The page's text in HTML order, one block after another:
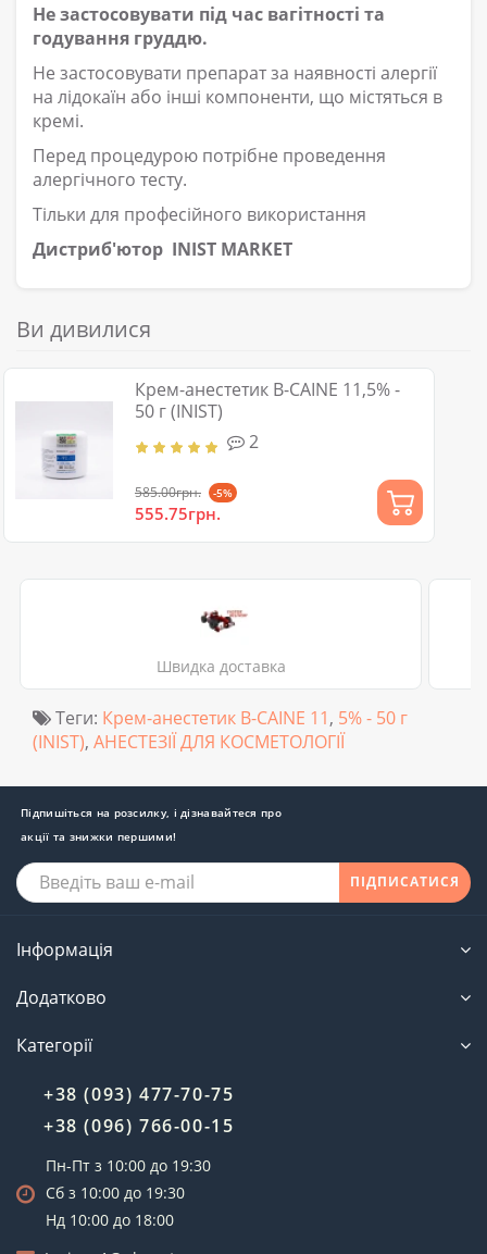
Не застосовувати під час вагітності та
годування груддю.
Не застосовувати препарат за наявності алергії
на лідокаїн або інші компоненти, що містяться в
кремі.
Перед процедурою потрібне проведення
алергічного тесту.
Тільки для професійного використання
Дистриб'ютор INIST MARKET
Ви дивилися
Крем-анестетик B-CAINE 11,5% -
50 г (INIST)
2
585.00грн. -5%
555.75грн.
Швидка доставка
Теги: Крем-анестетик B-CAINE 11, 5% - 50 г
(INIST), АНЕСТЕЗІЇ ДЛЯ КОСМЕТОЛОГІЇ
Підпишіться на розсилку, і дізнавайтеся про
акції та знижки першими!
ПІДПИСАТИСЯ
Інформація
Додатково
Категорії
+38 (093) 477-70-75
+38 (096) 766-00-15
Пн-Пт з 10:00 до 19:30
Сб з 10:00 до 19:30
Нд 10:00 до 18:00